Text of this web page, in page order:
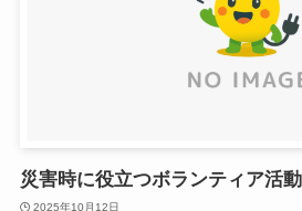
災害時に役立つボランティア活
2025年10月12日